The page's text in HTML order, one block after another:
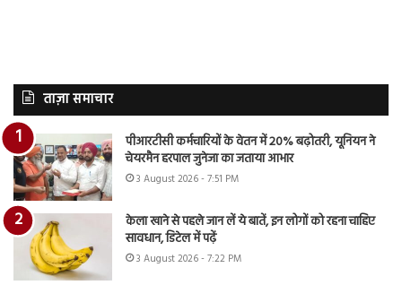
ताज़ा समाचार
पीआरटीसी कर्मचारियों के वेतन में 20% बढ़ोतरी, यूनियन ने
चेयरमैन हरपाल जुनेजा का जताया आभार
3 August 2026 - 7:51 PM
केला खाने से पहले जान लें ये बातें, इन लोगों को रहना चाहिए
सावधान, डिटेल में पढ़ें
3 August 2026 - 7:22 PM